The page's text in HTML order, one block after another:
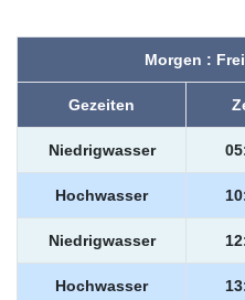
Morgen :
Gezeiten
Niedrigwasser
Hochwasser
Niedrigwasser
Hochwasser